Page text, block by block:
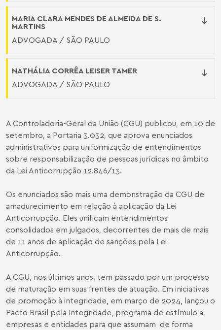
MARIA CLARA MENDES DE ALMEIDA DE S.
MARTINS
ADVOGADA / SÃO PAULO
NATHÁLIA CORRÊA LEISER TAMER
ADVOGADA / SÃO PAULO
A Controladoria-Geral da União (CGU) publicou, em 10 de
setembro, a Portaria 3.032, que aprova enunciados
administrativos para uniformização de entendimentos
sobre responsabilização de pessoas jurídicas no âmbito
da Lei Anticorrupção 12.846/13.
Os enunciados são mais uma demonstração da CGU de
amadurecimento em relação à aplicação da Lei
Anticorrupção. Eles unificam entendimentos
consolidados em julgados, decorrentes de mais de mais
de 11 anos de aplicação de sanções pela Lei
Anticorrupção.
A CGU, nos últimos anos, tem passado por um processo
de maturação em suas frentes de atuação. Em iniciativas
de promoção à integridade, em março de 2024, lançou o
Pacto Brasil pela Integridade, programa de estímulo a
empresas e entidades para que assumam de forma